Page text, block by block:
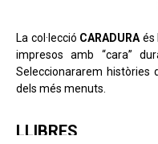
La col·lecció CARADURA és
impresos amb “cara”
Seleccionararem històries
dels més menuts.
LLIBRES